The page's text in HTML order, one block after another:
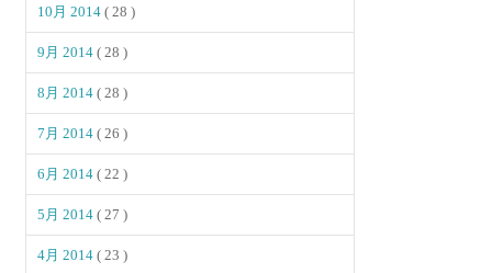
10月 2014( 28 )
9月 2014( 28 )
8月 2014( 28 )
7月 2014( 26 )
6月 2014( 22 )
5月 2014( 27 )
4月 2014( 23 )